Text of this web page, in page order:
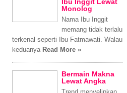
Monolog
Nama Ibu Inggit
memang tidak terlalu
terkenal seperti Ibu Fatmawati. Walau
keduanya Read More »
Bermain Makna
Lewat Angka